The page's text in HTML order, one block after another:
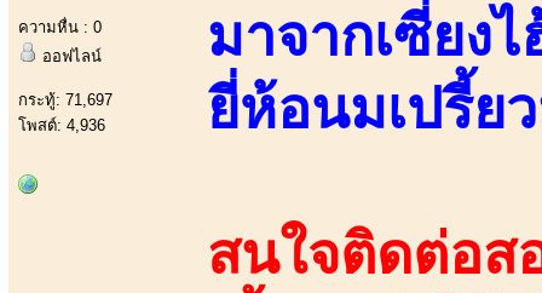
ความหื่น : 0
ออฟไลน์
กระทู้: 71,697
โพสต์: 4,936
มาจากเซี่ยง
ยี่ห้อนมเปรี้ย
สนใจติดต่อส